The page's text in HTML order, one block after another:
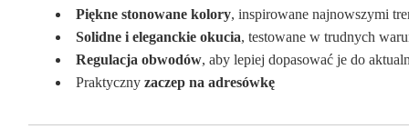
Piękne stonowane kolory, inspirowane najnowszymi
Solidne i eleganckie okucia, testowane w trudnych
Regulacja obwodów, aby lepiej dopasować je do
Praktyczny zaczep na adresówkę